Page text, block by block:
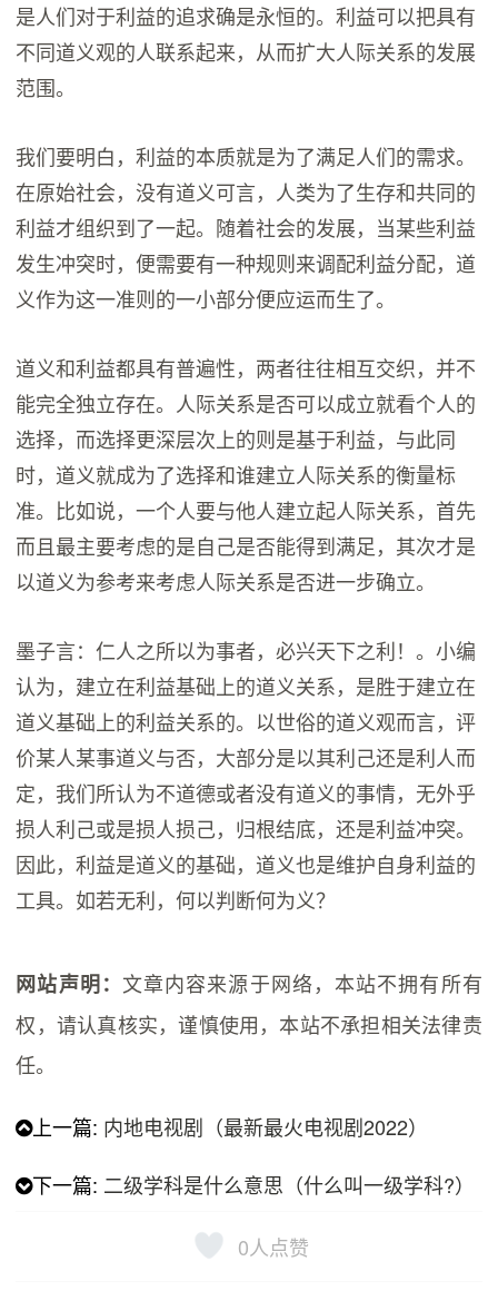
是人们对于利益的追求确是永恒的。利益可以把具有
不同道义观的人联系起来，从而扩大人际关系的发展
范围。
我们要明白，利益的本质就是为了满足人们的需求。
在原始社会，没有道义可言，人类为了生存和共同的
利益才组织到了一起。随着社会的发展，当某些利益
发生冲突时，便需要有一种规则来调配利益分配，道
义作为这一准则的一小部分便应运而生了。
道义和利益都具有普遍性，两者往往相互交织，并不
能完全独立存在。人际关系是否可以成立就看个人的
选择，而选择更深层次上的则是基于利益，与此同
时，道义就成为了选择和谁建立人际关系的衡量标
准。比如说，一个人要与他人建立起人际关系，首先
而且最主要考虑的是自己是否能得到满足，其次才是
以道义为参考来考虑人际关系是否进一步确立。
墨子言：仁人之所以为事者，必兴天下之利！。小编
认为，建立在利益基础上的道义关系，是胜于建立在
道义基础上的利益关系的。以世俗的道义观而言，评
价某人某事道义与否，大部分是以其利己还是利人而
定，我们所认为不道德或者没有道义的事情，无外乎
损人利己或是损人损己，归根结底，还是利益冲突。
因此，利益是道义的基础，道义也是维护自身利益的
工具。如若无利，何以判断何为义？
网站声明： 文章内容来源于网络，本站不拥有所有
权，请认真核实，谨慎使用，本站不承担相关法律责
任。
上一篇: 内地电视剧（最新最火电视剧2022）
下一篇: 二级学科是什么意思（什么叫一级学科?）
0人点赞